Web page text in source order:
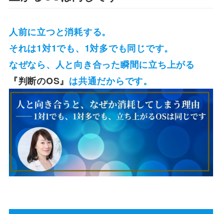
人前に立つと消耗する。
それは1対1でも、1対多でも同じです。
なぜなら、人と向き合った瞬間に立ち上がる
『判断のOS』 は共通だからです。